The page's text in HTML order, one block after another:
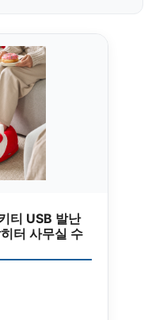
티 USB 발난
터 사무실 수